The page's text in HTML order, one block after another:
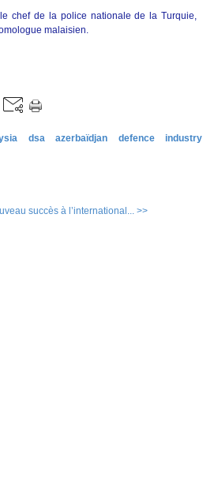
chef de la police nationale de la Turquie,
malaisien.
dsa azerbaïdjan defence
industry
succès à l’international... >>